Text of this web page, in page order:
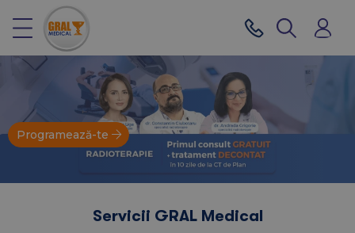
Programează-te
Servicii GRAL Medical